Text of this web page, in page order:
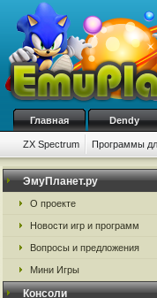
Главная Dendy
ZX Spectrum Программы
ЭмуПланет.ру
О проекте
Новости игр и программ
Вопросы и предложения
Мини Игры
Консоли